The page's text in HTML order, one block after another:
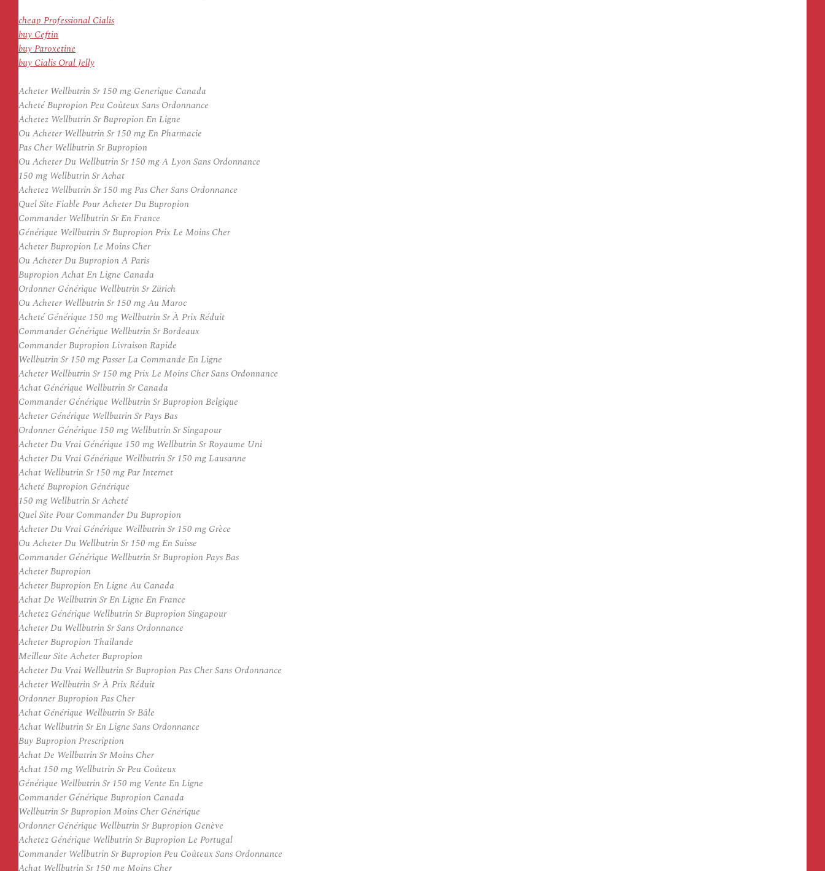
cheap Professional Cialis
buy Ceftin
buy Paroxetine
buy Cialis Oral Jelly
Acheter Wellbutrin Sr 150 mg Generique Canada
Acheté Bupropion Peu Coûteux Sans Ordonnance
Achetez Wellbutrin Sr Bupropion En Ligne
Ou Acheter Wellbutrin Sr 150 mg En Pharmacie
Pas Cher Wellbutrin Sr Bupropion
Ou Acheter Du Wellbutrin Sr 150 mg A Lyon Sans Ordonnance
150 mg Wellbutrin Sr Achat
Achetez Wellbutrin Sr 150 mg Pas Cher Sans Ordonnance
Quel Site Fiable Pour Acheter Du Bupropion
Commander Wellbutrin Sr En France
Générique Wellbutrin Sr Bupropion Prix Le Moins Cher
Acheter Bupropion Le Moins Cher
Ou Acheter Du Bupropion A Paris
Bupropion Achat En Ligne Canada
Ordonner Générique Wellbutrin Sr Zürich
Ou Acheter Wellbutrin Sr 150 mg Au Maroc
Acheté Générique 150 mg Wellbutrin Sr À Prix Réduit
Commander Générique Wellbutrin Sr Bordeaux
Commander Bupropion Livraison Rapide
Wellbutrin Sr 150 mg Passer La Commande En Ligne
Acheter Wellbutrin Sr 150 mg Prix Le Moins Cher Sans Ordonnance
Achat Générique Wellbutrin Sr Canada
Commander Générique Wellbutrin Sr Bupropion Belgique
Acheter Générique Wellbutrin Sr Pays Bas
Ordonner Générique 150 mg Wellbutrin Sr Singapour
Acheter Du Vrai Générique 150 mg Wellbutrin Sr Royaume Uni
Acheter Du Vrai Générique Wellbutrin Sr 150 mg Lausanne
Achat Wellbutrin Sr 150 mg Par Internet
Acheté Bupropion Générique
150 mg Wellbutrin Sr Acheté
Quel Site Pour Commander Du Bupropion
Acheter Du Vrai Générique Wellbutrin Sr 150 mg Grèce
Ou Acheter Du Wellbutrin Sr 150 mg En Suisse
Commander Générique Wellbutrin Sr Bupropion Pays Bas
Acheter Bupropion
Acheter Bupropion En Ligne Au Canada
Achat De Wellbutrin Sr En Ligne En France
Achetez Générique Wellbutrin Sr Bupropion Singapour
Acheter Du Wellbutrin Sr Sans Ordonnance
Acheter Bupropion Thailande
Meilleur Site Acheter Bupropion
Acheter Du Vrai Wellbutrin Sr Bupropion Pas Cher Sans Ordonnance
Acheter Wellbutrin Sr À Prix Réduit
Ordonner Bupropion Pas Cher
Achat Générique Wellbutrin Sr Bâle
Achat Wellbutrin Sr En Ligne Sans Ordonnance
Buy Bupropion Prescription
Achat De Wellbutrin Sr Moins Cher
Achat 150 mg Wellbutrin Sr Peu Coûteux
Générique Wellbutrin Sr 150 mg Vente En Ligne
Commander Générique Bupropion Canada
Wellbutrin Sr Bupropion Moins Cher Générique
Ordonner Générique Wellbutrin Sr Bupropion Genève
Achetez Générique Wellbutrin Sr Bupropion Le Portugal
Commander Wellbutrin Sr Bupropion Peu Coûteux Sans Ordonnance